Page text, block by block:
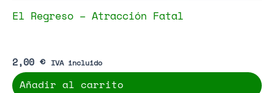
El Regreso – Atracción Fatal
2,00 € IVA incluido
Añadir al carrito